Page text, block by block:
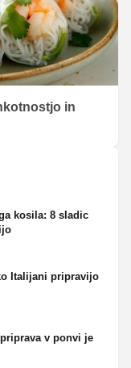
in
kosila: 8 sladic
Italijani pripravijo
v ponvi je